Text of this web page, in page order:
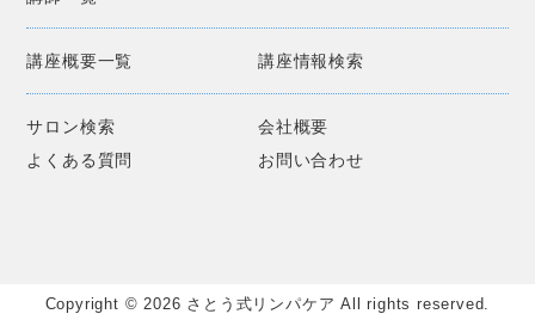
講座概要一覧 講座情報検索
サロン検索
会社概要
よくある質問
お問い合わせ
Copyright © 2026 さとう式リンパケア All rights reserved.